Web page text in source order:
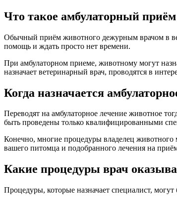
Что такое амбулаторный приём
Обычный приём животного дежурным врачом в
помощь и ждать просто нет времени.
При амбулаторном приеме, животному могут
назначает ветеринарный врач, проводятся в
Когда назначается
Переводят на амбулаторное лечение животное
быть проведены только квалифицированными
Конечно, многие процедуры владелец животного
вашего питомца и подобранного лечения на
Какие процедуры врач
Процедуры, которые назначает специалист,